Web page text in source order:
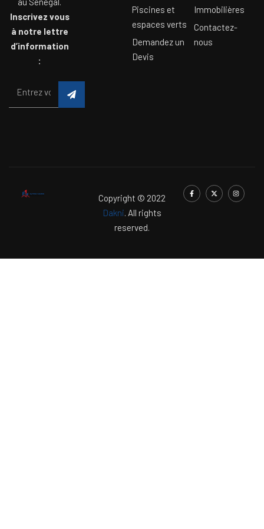
Inscrivez vous
à notre lettre
d’information
:
Piscines et
espaces verts
Demandez un
Devis
Immobilières
Contactez-
nous
Copyright © 2022
Dakni. All rights
reserved.